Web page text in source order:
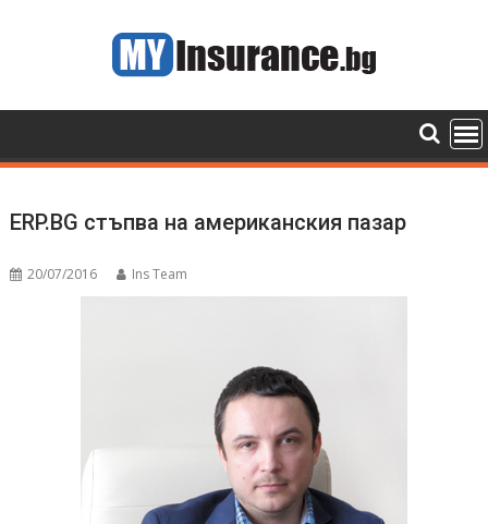
ERP.BG стъпва на американския пазар
20/07/2016 Ins Team